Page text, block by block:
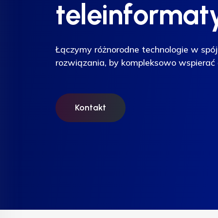
Łączymy różnorodne technologie w
rozwiązania, by kompleksowo
Kontakt
Łączymy różnorodne technologie w
rozwiązania, by kompleksowo
Kontakt
Łączymy różnorodne technologie w
rozwiązania, by kompleksowo
Kontakt